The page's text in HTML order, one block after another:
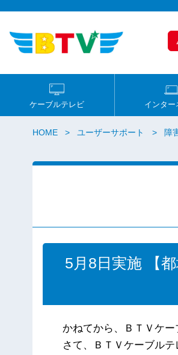
ケーブルテレビ インター
HOME ユーザーサポート 障
5月8日実施 【
かねてから、ＢＴＶケ
さて、ＢＴＶケーブル